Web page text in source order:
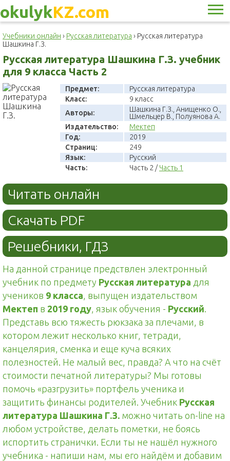
okulykKZ.com
Учебники онлайн › Русская литература › Русская литература
Шашкина Г.З.
Русская литература Шашкина Г.З. учебник
для 9 класса Часть 2
Предмет:
Русская литература
Класс:
9 класс
Авторы:
Шашкина Г.З., Анищенко О.,
Шмельцер В., Полуянова А.
Издательство:
Мектеп
Год:
2019
Страниц:
249
Язык:
Русский
Часть:
Часть 2 / Часть 1
Читать онлайн
Скачать PDF
Решебники, ГДЗ
На данной странице предствлен электронный
учебник по предмету Русская литература для
учеников 9 класса, выпущен издательством
Мектеп в 2019 году, язык обучения - Русский.
Представь всю тяжесть рюкзака за плечами, в
котором лежит несколько книг, тетради,
канцелярия, сменка и еще куча всяких
полезностей. Не малый вес, правда? А что на счёт
стоимости печатной литературы? Мы готовы
помочь «разгрузить» портфель ученика и
защитить финансы родителей. Учебник Русская
литература Шашкина Г.З. можно читать on-line на
любом устройстве, делать пометки, не боясь
испортить странички. Если ты не нашёл нужного
учебника - напиши нам, мы его найдём и добавим